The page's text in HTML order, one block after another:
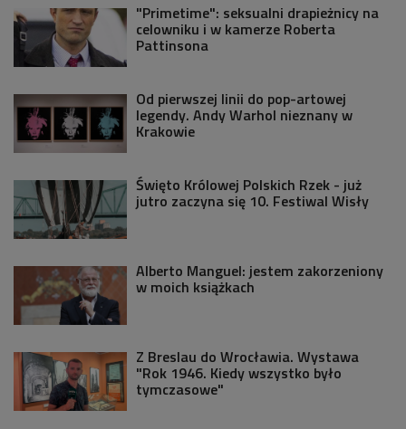
"Primetime": seksualni drapieżnicy na
celowniku i w kamerze Roberta
Pattinsona
Od pierwszej linii do pop-artowej
legendy. Andy Warhol nieznany w
Krakowie
Święto Królowej Polskich Rzek - już
jutro zaczyna się 10. Festiwal Wisły
Alberto Manguel: jestem zakorzeniony
w moich książkach
Z Breslau do Wrocławia. Wystawa
"Rok 1946. Kiedy wszystko było
tymczasowe"